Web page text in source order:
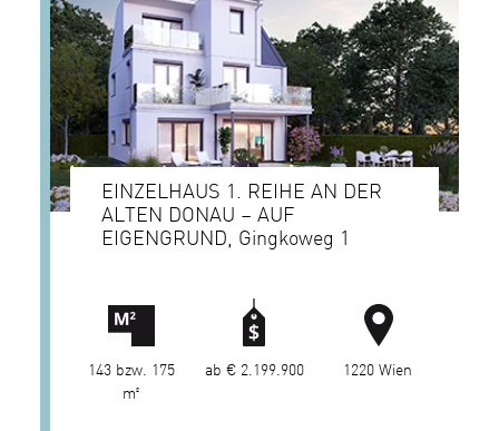
EINZELHAUS 1. REIHE AN DER
ALTEN DONAU – AUF
EIGENGRUND, Gingkoweg 1
143 bzw. 175
m²
ab € 2.199.900 1220 Wien